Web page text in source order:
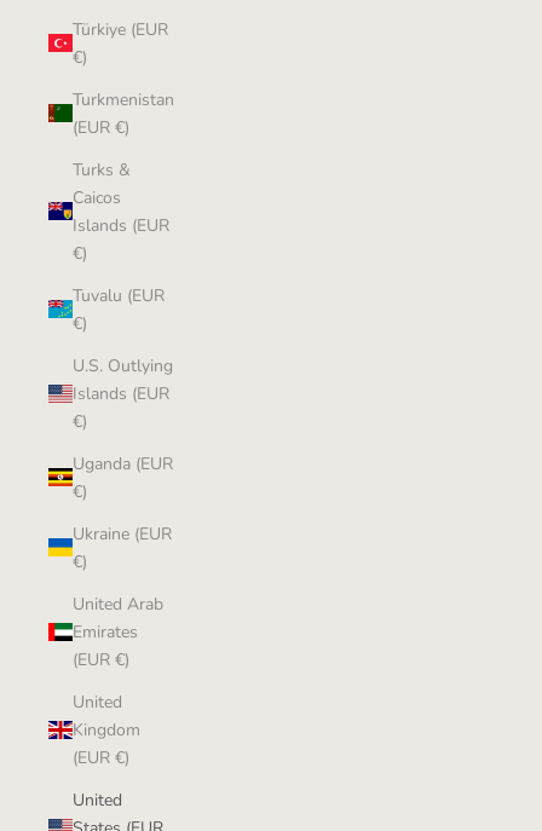
Türkiye (EUR
€)
Turkmenistan
(EUR €)
Turks &
Caicos
Islands (EUR
€)
Tuvalu (EUR
€)
U.S. Outlying
Islands (EUR
€)
Uganda (EUR
€)
Ukraine (EUR
€)
United Arab
Emirates
(EUR €)
United
Kingdom
(EUR €)
United